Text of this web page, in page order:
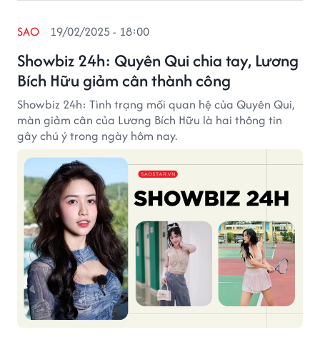
Showbiz 24h: Quyên Qui chia tay, Lương
Bích Hữu giảm cân thành công
SAO 19/02/2025 - 18:00
Showbiz 24h: Tình trạng mối quan hệ của Quyên Qui,
màn giảm cân của Lương Bích Hữu là hai thông tin
gây chú ý trong ngày hôm nay.